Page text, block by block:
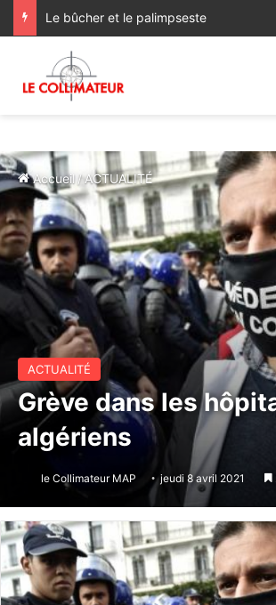
Le bûcher et le palimpseste
Accueil/ACTUALITÉ
ACTUALITÉ
Grève dans les
algériens
le Collimateur MAP jeudi 8 avril 2021